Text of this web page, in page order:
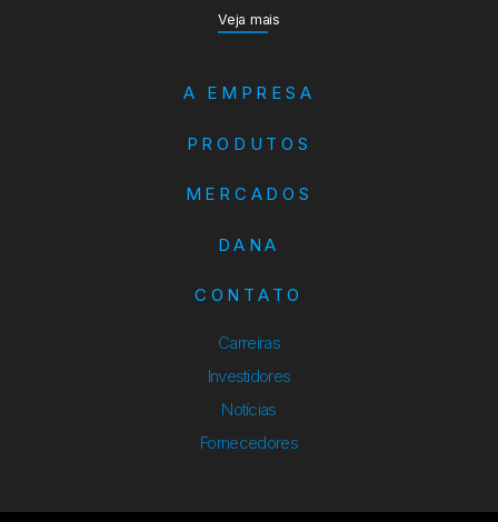
Veja mais
A EMPRESA
PRODUTOS
MERCADOS
DANA
CONTATO
Carreiras
Investidores
Notícias
Fornecedores